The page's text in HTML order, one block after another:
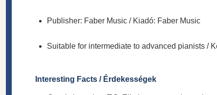
Publisher: Faber Music / Kiadó: Faber Music
Suitable for intermediate to advanced pianists /
Interesting Facts / Érdekességek